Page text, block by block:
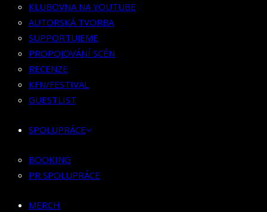
KFN/FESTIVAL
GUESTLIST
SPOLUPRÁCE
BOOKING
PR SPOLUPRÁCE
MERCH
KLUBOVNA NA YOUTUBE
AUTORSKÁ TVORBA
SUPPORTUJEME
PROPOJOVÁNÍ SCÉN
RECENZE
KFN/FESTIVAL
GUESTLIST
SPOLUPRÁCE
BOOKING
PR SPOLUPRÁCE
MERCH